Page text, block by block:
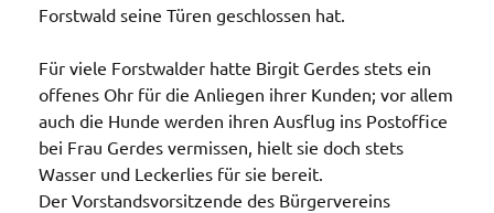
Forstwald seine Türen geschlossen hat.
Für viele Forstwalder hatte Birgit Gerdes stets ein
offenes Ohr für die Anliegen ihrer Kunden; vor allem
auch die Hunde werden ihren Ausflug ins Postoffice
bei Frau Gerdes vermissen, hielt sie doch stets
Wasser und Leckerlies für sie bereit.
Der Vorstandsvorsitzende des Bürgervereins